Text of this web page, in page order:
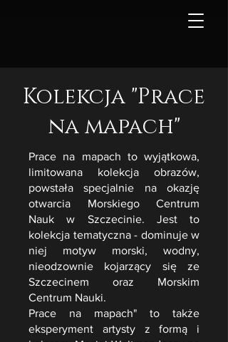
Kolekcja "Prace
na mapach"
Prace na mapach to wyjątkowa,
limitowana kolekcja obrazów,
powstała specjalnie na okazję
otwarcia Morskiego Centrum
Nauk w Szczecinie. Jest to
kolekcja tematyczna - dominuje w
niej motyw morski, wodny,
nieodzownie kojarzący się ze
Szczecinem oraz Morskim
Centrum Nauki.
Prace na mapach" to także
eksperyment artysty z formą i